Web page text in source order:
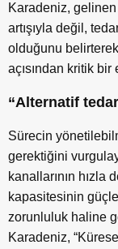
Karadeniz,
artışıyla değil,
olduğunu
açısından kritik
“Alternatif
Sürecin
gerektiğini
kanallarının hızla
kapasitesinin
zorunluluk haline
Karadeniz,